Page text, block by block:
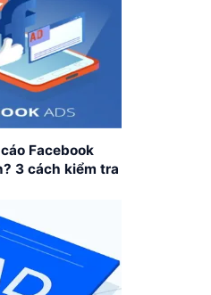
Facebook
3 cách kiểm tra